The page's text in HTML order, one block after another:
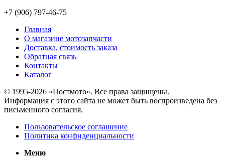
+7 (906) 797-46-75
Главная
О магазине мотозапчасти
Доставка, стоимость заказа
Обратная связь
Контакты
Каталог
© 1995-2026 «Постмото». Все права защищены.
Информация с этого сайта не может быть воспроизведена без
письменного согласия.
Пользовательское соглашение
Политика конфиденциальности
Меню